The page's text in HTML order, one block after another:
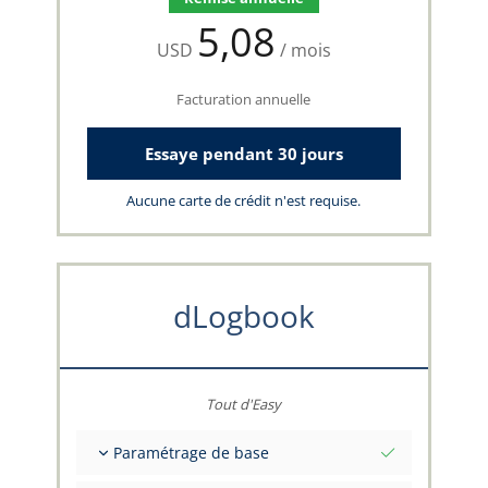
USD 5,08 / mois
Facturation annuelle
Essaye pendant 30 jours
Aucune carte de crédit n'est requise.
dLogbook
Tout d'Easy
Paramétrage de base